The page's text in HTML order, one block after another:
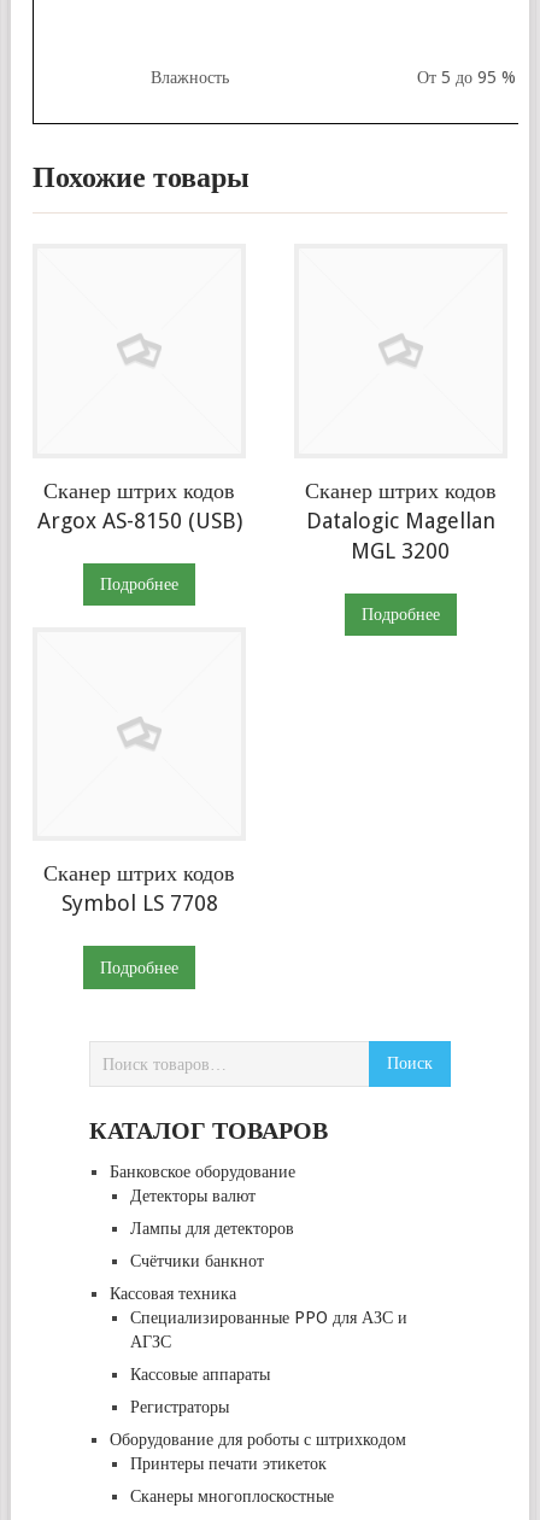
Влажность От 5 до 95 %
Похожие товары
Сканер штрих кодов
Argox AS-8150 (USB)
Подробнее
Сканер штрих кодов
Datalogic Magellan
MGL 3200
Подробнее
Сканер штрих кодов
Symbol LS 7708
Подробнее
КАТАЛОГ ТОВАРОВ
Банковское оборудование
Детекторы валют
Лампы для детекторов
Счётчики банкнот
Кассовая техника
Специализированные PPO для АЗС и
АГЗС
Кассовые аппараты
Регистраторы
Оборудование для роботы с штрихкодом
Принтеры печати этикеток
Сканеры многоплоскостные